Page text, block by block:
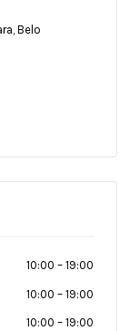
Belo
10:00 – 19:00
10:00 – 19:00
10:00 – 19:00